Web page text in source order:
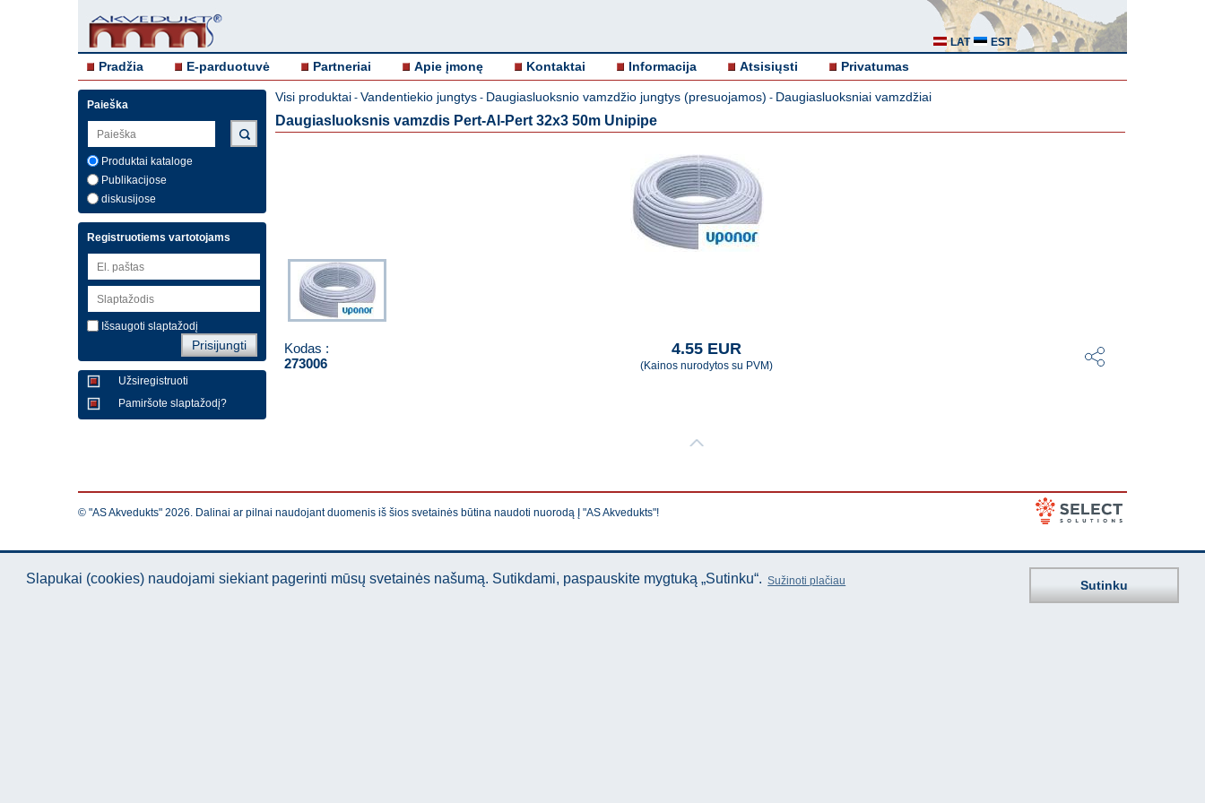
LAT EST
Pradžia E-parduotuvė Partneriai Apie įmonę Kontaktai Informacija Atsisiųsti Privatumas
Paieška
Produktai kataloge
Publikacijose
diskusijose
Registruotiems vartotojams
Išsaugoti slaptažodį
Užsiregistruoti
Pamiršote slaptažodį?
Visi produktai - Vandentiekio jungtys - Daugiasluoksnio vamzdžio jungtys (presuojamos) - Daugiasluoksniai vamzdžiai
Daugiasluoksnis vamzdis Pert-Al-Pert 32x3 50m Unipipe
Kodas :
273006
4.55 EUR
(Kainos nurodytos su PVM)
© "AS Akvedukts" 2026. Dalinai ar pilnai naudojant duomenis iš šios svetainės būtina naudoti nuorodą Į "AS Akvedukts"!
Slapukai (cookies) naudojami siekiant pagerinti mūsų svetainės našumą. Sutikdami, paspauskite mygtuką „Sutinku“. Sužinoti plačiau Sutinku